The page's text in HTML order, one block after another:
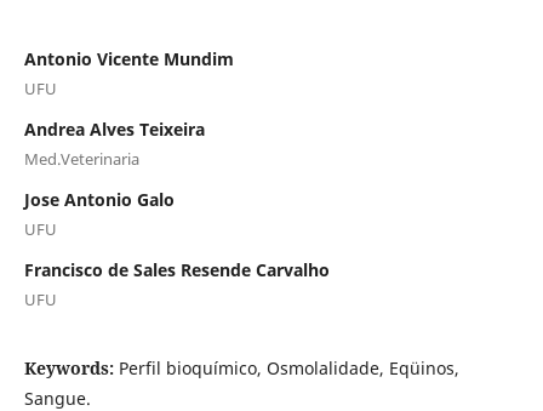
Antonio Vicente Mundim
UFU
Andrea Alves Teixeira
Med.Veterinaria
Jose Antonio Galo
UFU
Francisco de Sales Resende Carvalho
UFU
Keywords: Perfil bioquímico, Osmolalidade, Eqüinos,
Sangue.